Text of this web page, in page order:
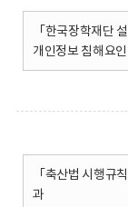
「한국장학재단
개인정보 침해요
「축산법 시행규
과